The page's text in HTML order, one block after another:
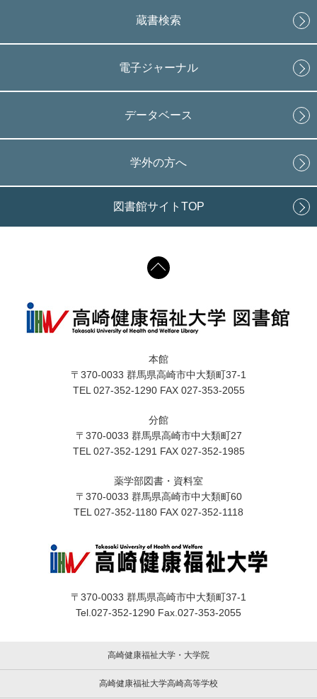
蔵書検索
電子ジャーナル
データベース
学外の方へ
図書館サイトTOP
本館
〒370-0033 群馬県高崎市中大類町37-1
TEL 027-352-1290 FAX 027-353-2055
分館
〒370-0033 群馬県高崎市中大類町27
TEL 027-352-1291 FAX 027-352-1985
薬学部図書・資料室
〒370-0033 群馬県高崎市中大類町60
TEL 027-352-1180 FAX 027-352-1118
〒370-0033 群馬県高崎市中大類町37-1
Tel.027-352-1290 Fax.027-353-2055
高崎健康福祉大学・大学院
高崎健康福祉大学高崎高等学校